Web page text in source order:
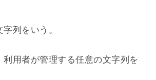
列をいう。
用者が管理する任意の文字列を